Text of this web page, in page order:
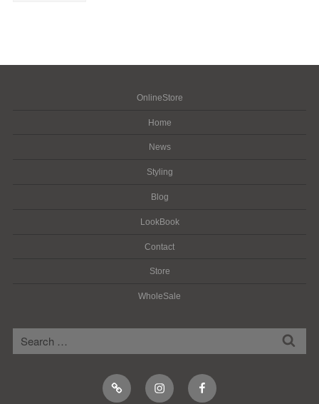
OnlineStore
Home
News
Styling
Blog
LookBook
Contact
Store
WholeSale
Online
Shop
InstagramFacebook